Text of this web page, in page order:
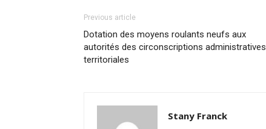
Previous article
Dotation des moyens roulants neufs aux
autorités des circonscriptions administratives
territoriales
Stany Franck